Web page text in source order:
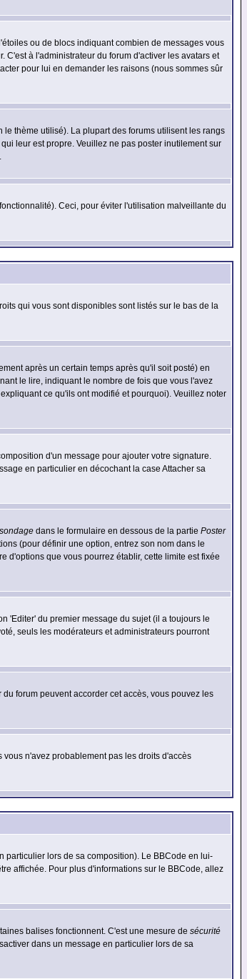
ou de blocs indiquant combien de messages vous
à l'administrateur du forum d'activer les avatars et
pour lui en demander les raisons (nous sommes sûr
thème utilisé). La plupart des forums utilisent les rangs
leur est propre. Veuillez ne pas poster inutilement sur
Ceci, pour éviter l'utilisation malveillante du
qui vous sont disponibles sont listés sur le bas de la
après un certain temps après qu'il soit posté) en
le lire, indiquant le nombre de fois que vous l'avez
ce qu'ils ont modifié et pourquoi). Veuillez noter
d'un message pour ajouter votre signature.
en particulier en décochant la case Attacher sa
dans le formulaire en dessous de la partie Poster
(pour définir une option, entrez son nom dans le
d'options que vous pourrez établir, cette limite est fixée
'Editer' du premier message du sujet (il a toujours le
seuls les modérateurs et administrateurs pourront
forum peuvent accorder cet accès, vous pouvez les
n'avez probablement pas les droits d'accès
particulier lors de sa composition). Le BBCode en lui-
affichée. Pour plus d'informations sur le BBCode, allez
balises fonctionnent. C'est une mesure de sécurité
dans un message en particulier lors de sa